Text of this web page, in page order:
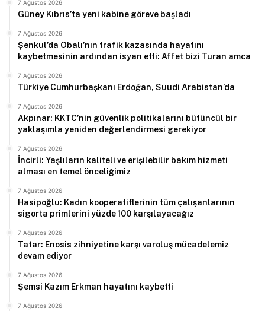
7 Ağustos 2026
Güney Kıbrıs’ta yeni kabine göreve başladı
7 Ağustos 2026
Şenkul’da Obalı’nın trafik kazasında hayatını
kaybetmesinin ardından isyan etti: Affet bizi Turan amca
7 Ağustos 2026
Türkiye Cumhurbaşkanı Erdoğan, Suudi Arabistan’da
7 Ağustos 2026
Akpınar: KKTC’nin güvenlik politikalarını bütüncül bir
yaklaşımla yeniden değerlendirmesi gerekiyor
7 Ağustos 2026
İncirli: Yaşlıların kaliteli ve erişilebilir bakım hizmeti
alması en temel önceliğimiz
7 Ağustos 2026
Hasipoğlu: Kadın kooperatiflerinin tüm çalışanlarının
sigorta primlerini yüzde 100 karşılayacağız
7 Ağustos 2026
Tatar: Enosis zihniyetine karşı varoluş mücadelemiz
devam ediyor
7 Ağustos 2026
Şemsi Kazım Erkman hayatını kaybetti
7 Ağustos 2026